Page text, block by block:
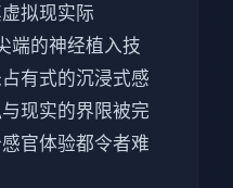
拟现实际
端的神经植入技
有式的沉浸式感
现实的界限被完
官体验都令者难